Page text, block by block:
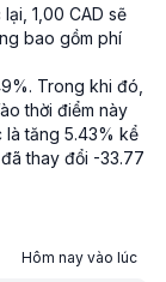
1,00 CAD sẽ
bao gồm phí
Trong khi đó,
thời điểm này
là tăng 5.43% kể
đã thay đổi -33.77
Hôm nay vào lúc